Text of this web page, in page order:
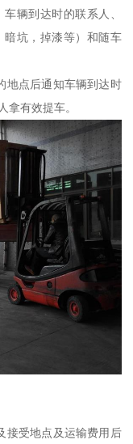
辆到达时的联系人、
暗坑，掉漆等）和随车
地点后通知车辆到达时
拿有效提车。
接受地点及运输费用后